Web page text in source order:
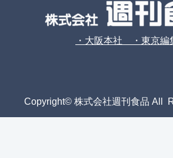
・大阪本社 ・東京編
Copyright© 株式会社週刊食品 All